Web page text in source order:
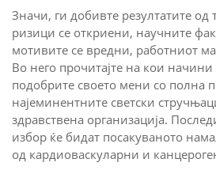
Значи, ги добивте резултатите од
ризици се откриени, научните
мотивите се вредни, работниот
Во него прочитајте на кои
подобрите своето мени со полна
најеминентните светски
здравствена организација.
избор ќе бидат посакуваното
од кардиоваскуларни и